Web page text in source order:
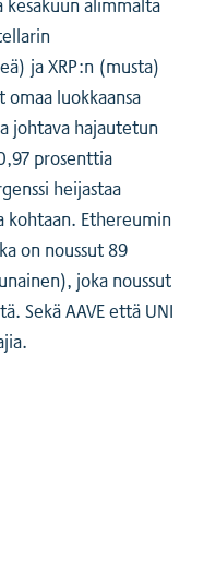
ja XRP:n (musta)
omaa luokkaansa
johtava hajautetun
prosenttia
heijastaa
kohtaan. Ethereumin
on noussut 89
joka noussut
Sekä AAVE että UNI